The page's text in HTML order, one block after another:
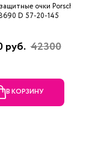
очки Porsche
D 57-20-145
руб. 42300
В КОРЗИНУ